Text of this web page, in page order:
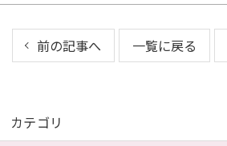
前の記事へ 一覧に戻る
カテゴリ